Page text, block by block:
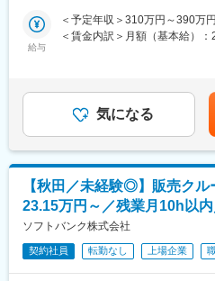
・ITは企業経営の根幹を支え
や店舗の決裁者との商談も多
●平均残業10h／年休123日／
登用制度完備／東証プライム上
て、携帯電話を中心とした商
ます。
■業務詳細
・接客業務
・販促ツール作成（例：POP作
・店頭キャンペーン企画
・セールス向上に向けた各種プ
■入社後の流れ／研修
給与
＜予定年収＞310万円～390万
＜賃金内訳＞月額（基本給）
月給(月額)は固定手当を含めた
気になる
【秋田／未経験◎】販売ク
23.15万円～／残業月10h以内
ソフトバンク株式会社
契約社員 転勤なし 上場企業